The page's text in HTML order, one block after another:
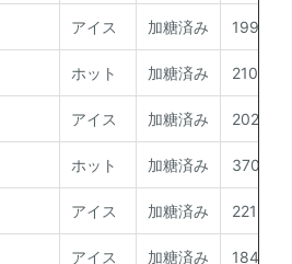
アイス 加糖済み 199
ホット 加糖済み 210
アイス 加糖済み 202
ホット 加糖済み 370
アイス 加糖済み 221
アイス 加糖済み 184